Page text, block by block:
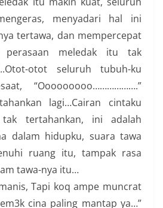
menyadari hal ini
tertawa, dan mempercepat
perasaan meledak itu tak
otot seluruh tubuh-ku
“Ooooooooo……………….”
lagi…Cairan cintaku
tertahankan, ini adalah
dalam hidupku, suara tawa
ruang itu, tampak rasa
tawa-nya itu…
Tapi koq ampe muncrat
cina paling mantap ya…”